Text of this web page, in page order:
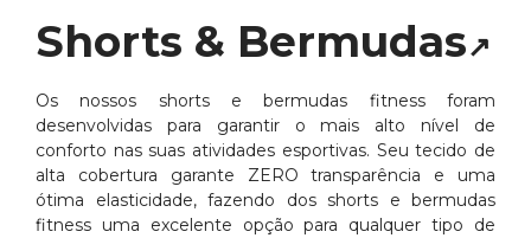
Shorts & Bermudas↗
Os nossos shorts e bermudas fitness foram
desenvolvidas para garantir o mais alto nível de
conforto nas suas atividades esportivas. Seu tecido de
alta cobertura garante ZERO transparência e uma
ótima elasticidade, fazendo dos shorts e bermudas
fitness uma excelente opção para qualquer tipo de